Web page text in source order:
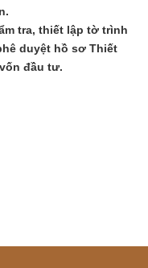
tra, thiết lập tờ trình
duyệt hồ sơ Thiết
đầu tư.